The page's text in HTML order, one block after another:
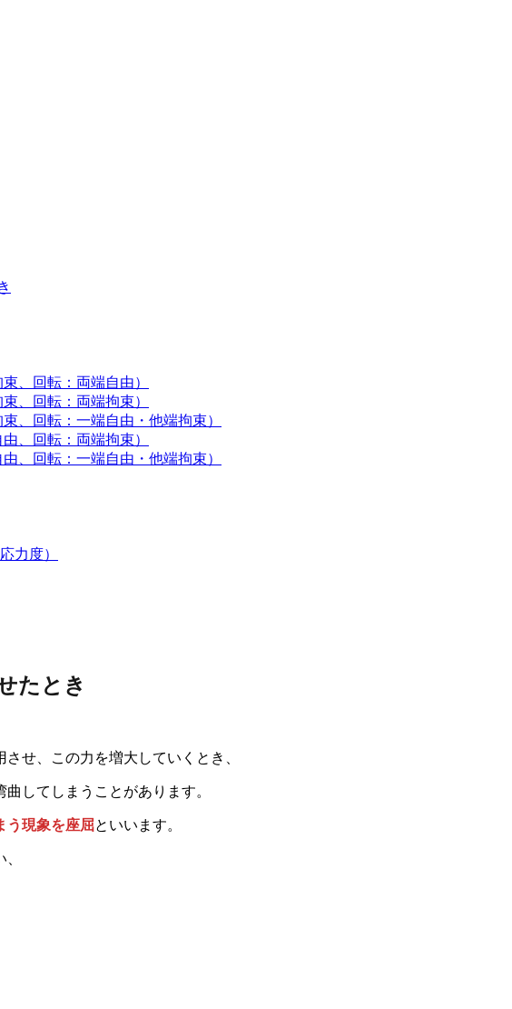
、回転：両端自由）
、回転：両端拘束）
、回転：一端自由・他端拘束）
、回転：両端拘束）
、回転：一端自由・他端拘束）
力度）
たとき
せ、この力を増大していくとき、
してしまうことがあります。
う現象を座屈といいます。